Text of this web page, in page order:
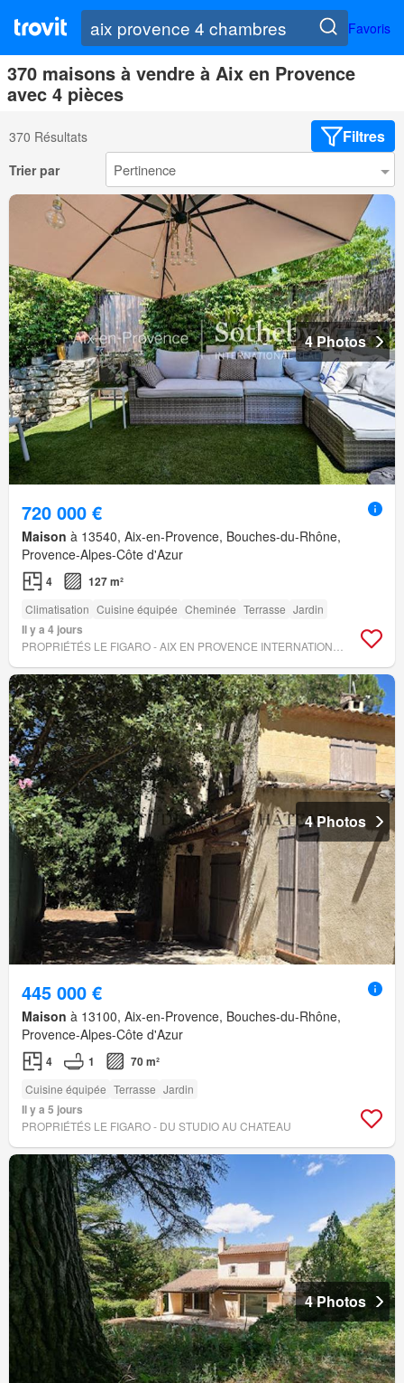
Favoris
370 maisons à vendre à Aix en Provence
avec 4 pièces
370 Résultats Filtres
Trier par
4 Photos
720 000 €
Maison à 13540, Aix-en-Provence, Bouches-du-Rhône,
Provence-Alpes-Côte d'Azur
4 127 m²
Climatisation Cuisine équipée Cheminée Terrasse Jardin
Il y a 4 jours
4 Photos
445 000 €
Maison à 13100, Aix-en-Provence, Bouches-du-Rhône,
Provence-Alpes-Côte d'Azur
4 1 70 m²
Cuisine équipée Terrasse Jardin
Il y a 5 jours
PROPRIÉTÉS LE FIGARO - DU STUDIO AU CHATEAU
4 Photos